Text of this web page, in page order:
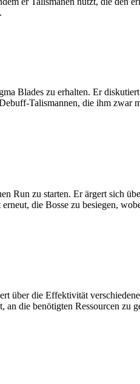
Blades zu erhalten. Er
Talismannen, die ihm zwar
Run zu starten. Er ärgert sich
die Bosse zu besiegen,
über die Effektivität
die benötigten Ressourcen zu